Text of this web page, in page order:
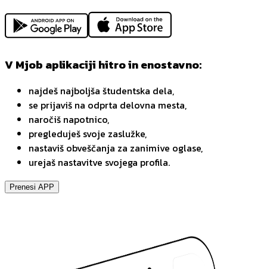
V Mjob aplikaciji hitro in enostavno:
najdeš najboljša študentska dela,
se prijaviš na odprta delovna mesta,
naročiš napotnico,
pregleduješ svoje zaslužke,
nastaviš obveščanja za zanimive oglase,
urejaš nastavitve svojega profila.
Prenesi APP